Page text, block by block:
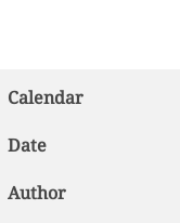
Calendar
Date
Author